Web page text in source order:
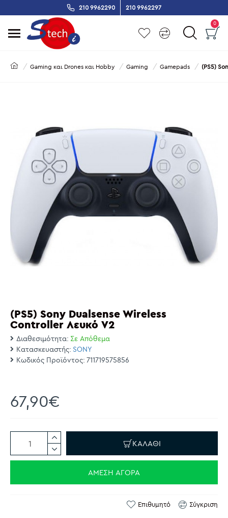
210 9962290 210 9962297
0
Gaming και Drones και Hobby Gaming Gamepads (PS5)
(PS5) Sony Dualsense Wireless
Controller Λευκό V2
Διαθεσιμότητα: Σε Απόθεμα
Κατασκευαστής: SONY
Κωδικός Προϊόντος: 711719575856
67,90€
ΚΑΛΆΘΙ
ΆΜΕΣΗ ΑΓΟΡΆ
Επιθυμητό Σύγκριση